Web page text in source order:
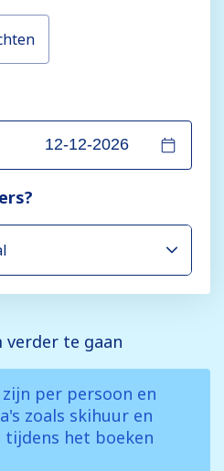
verder te gaan
per persoon en
zoals skihuur en
tijdens het boeken